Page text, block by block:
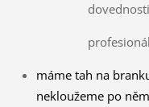
máme tah na
nekloužeme po